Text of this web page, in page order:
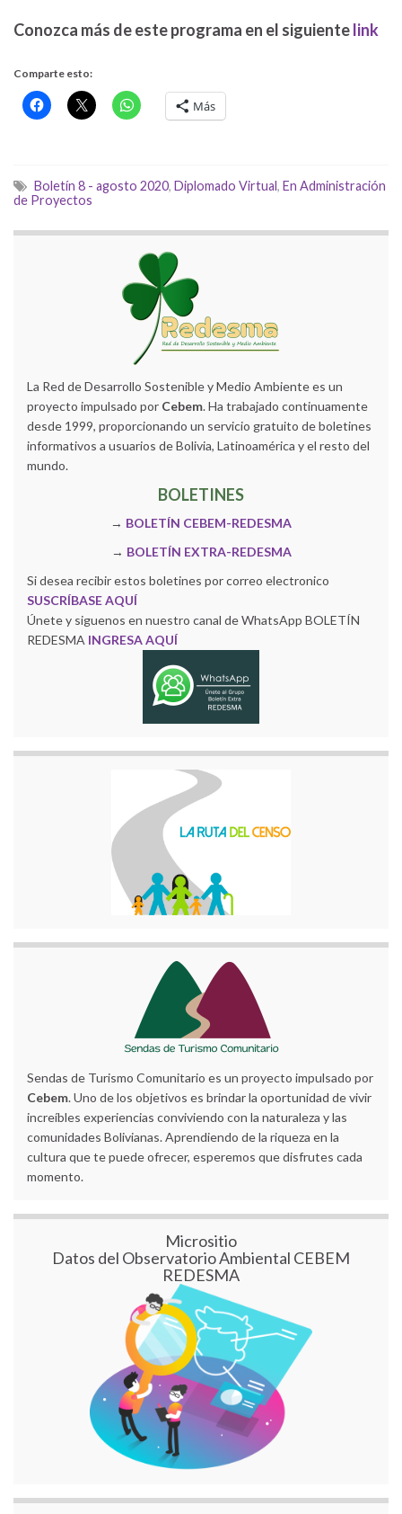
Conozca más de este programa en el siguientelink
Comparte esto:
Más
Boletín 8 - agosto 2020, Diplomado Virtual, En Administración
de Proyectos
La Red de Desarrollo Sostenible y Medio Ambiente es un
proyecto impulsado por Cebem. Ha trabajado continuamente
desde 1999, proporcionando un servicio gratuito de boletines
informativos a usuarios de Bolivia, Latinoamérica y el resto del
mundo.
BOLETINES
→ BOLETÍN CEBEM-REDESMA
→ BOLETÍN EXTRA-REDESMA
Si desea recibir estos boletines por correo electronico
SUSCRÍBASE AQUÍ
Únete y siguenos en nuestro canal de WhatsApp BOLETÍN
REDESMA INGRESA AQUÍ
Sendas de Turismo Comunitario es un proyecto impulsado por
Cebem. Uno de los objetivos es brindar la oportunidad de vivir
increíbles experiencias conviviendo con la naturaleza y las
comunidades Bolivianas. Aprendiendo de la riqueza en la
cultura que te puede ofrecer, esperemos que disfrutes cada
momento.
Micrositio
Datos del Observatorio Ambiental CEBEM
REDESMA